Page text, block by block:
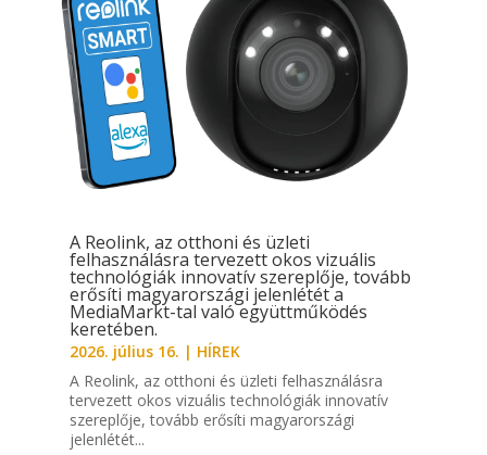
A Reolink, az otthoni és üzleti
felhasználásra tervezett okos vizuális
technológiák innovatív szereplője, tovább
erősíti magyarországi jelenlétét a
MediaMarkt-tal való együttműködés
keretében.
2026. július 16. | HÍREK
A Reolink, az otthoni és üzleti felhasználásra
tervezett okos vizuális technológiák innovatív
szereplője, tovább erősíti magyarországi
jelenlétét...